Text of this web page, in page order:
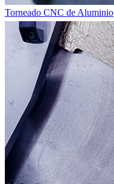
Torneado CNC de Aluminio